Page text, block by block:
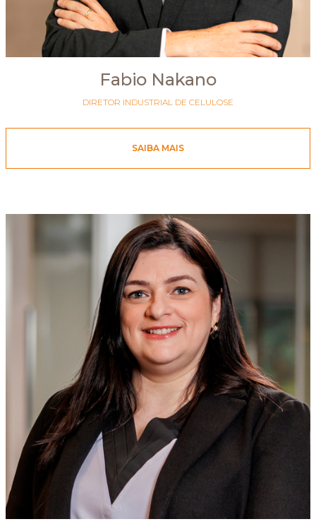
Fabio Nakano
DIRETOR INDUSTRIAL DE CELULOSE
SAIBA MAIS